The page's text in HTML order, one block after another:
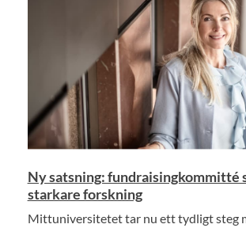
Ny satsning: fundraisingkommitté
starkare forskning
Mittuniversitetet tar nu ett tydligt steg